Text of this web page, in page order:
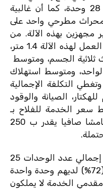
الوحدات في العينة المدروسة 28 وحدة، كما أن غالبية
لديهم محراث مطرحي واحد على
27%، فهم غير مجهزين بهذه الآلة. من
لهذه
الآلة
1.4 متر،
ثلاثية الجسم، ومتوسط
الواحد، ومتوسط ​​استهلاك
وتغطي التكلفة الإجمالية
بـ 480 درهم للهكتار، الصيانة والوقود
الخدمة للفلاح بـ
730 درهم للهكتار مما يوفٍر هامشا صافيا يقدر ب 250
بالنسبة للمحراث القرصي، يبلغ إجمالي عدد الوحدات 25
وحدة، وأغلبية مقدمي الخدمة (72%) لديهم وحدة واحدة
في حين أن 24% من مقدمي الخدمة لا يملكون